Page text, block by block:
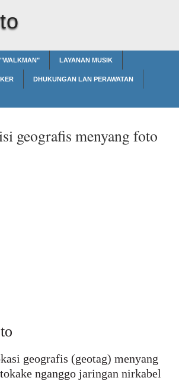
LAYANAN MUSIK
DHUKUNGAN LAN PERAWATAN
geografis menyang foto
geografis (geotag) menyang
nganggo jaringan nirkabel